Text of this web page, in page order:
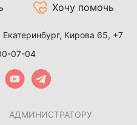
Хочу помочь
Екатеринбург, Кирова 65, +7
07-04
АДМИНИСТРАТОРУ